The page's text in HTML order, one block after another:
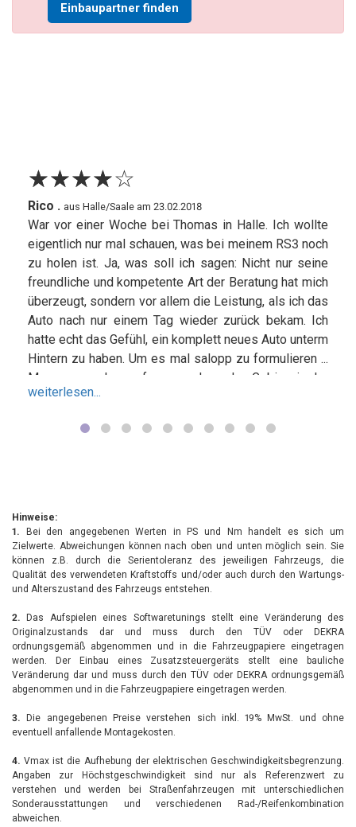
Einbaupartner finden
☆☆☆☆☆
★★★★★
Rico . aus Halle/Saale am 23.02.2018
War vor einer Woche bei Thomas in Halle. Ich wollte
eigentlich nur mal schauen, was bei meinem RS3 noch
zu holen ist. Ja, was soll ich sagen: Nicht nur seine
freundliche und kompetente Art der Beratung hat mich
überzeugt, sondern vor allem die Leistung, als ich das
Auto nach nur einem Tag wieder zurück bekam. Ich
hatte echt das Gefühl, ein komplett neues Auto unterm
Hintern zu haben. Um es mal salopp zu formulieren ...
Man muss schon aufpassen, dass das Gebiss in der
Fresse bleibt. Also Thomas, weiter so! Ich werde
Sicherheit wieder zu euch.
weiterlesen...
Hinweise:
1. Bei den angegebenen Werten in PS und Nm handelt es sich um
Zielwerte. Abweichungen können nach oben und unten möglich sein. Sie
können z.B. durch die Serientoleranz des jeweiligen Fahrzeugs, die
Qualität des verwendeten Kraftstoffs und/oder auch durch den Wartungs-
und Alterszustand des Fahrzeugs entstehen.
2. Das Aufspielen eines Softwaretunings stellt eine Veränderung des
Originalzustands dar und muss durch den TÜV oder DEKRA
ordnungsgemäß abgenommen und in die Fahrzeugpapiere eingetragen
werden. Der Einbau eines Zusatzsteuergeräts stellt eine bauliche
Veränderung dar und muss durch den TÜV oder DEKRA ordnungsgemäß
abgenommen und in die Fahrzeugpapiere eingetragen werden.
3. Die angegebenen Preise verstehen sich inkl. 19% MwSt. und ohne
eventuell anfallende Montagekosten.
4. Vmax ist die Aufhebung der elektrischen Geschwindigkeitsbegrenzung.
Angaben zur Höchstgeschwindigkeit sind nur als Referenzwert zu
verstehen und werden bei Straßenfahrzeugen mit unterschiedlichen
Sonderausstattungen und verschiedenen Rad-/Reifenkombination
abweichen.